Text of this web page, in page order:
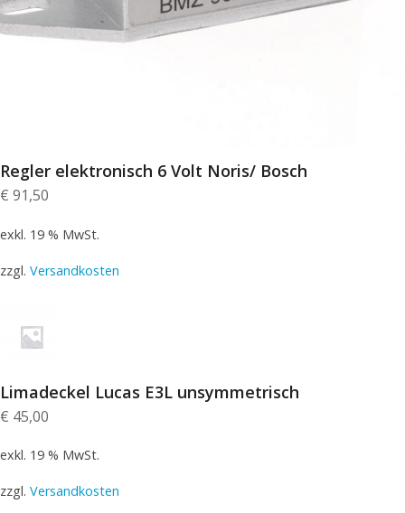
Regler elektronisch 6 Volt Noris/ Bosch
€ 91,50
exkl. 19 % MwSt.
zzgl. Versandkosten
Limadeckel Lucas E3L unsymmetrisch
€ 45,00
exkl. 19 % MwSt.
zzgl. Versandkosten